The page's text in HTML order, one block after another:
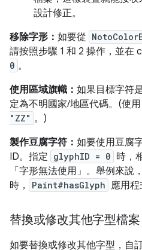
設計修正。
移除字形： 如要從
請按照步驟 1 和 2 操作，並在
0 。
使用區域旗幟： 如果目標字符
定為不明國家/地區代碼。(使用
"ZZ" 。)
製作豆腐字符： 如要使用豆腐
ID。指定 glyphID = 0 時，
「字形無法使用」。舉例來說
時，
Paint#hasGlyph 應用程
替換或修改其他字型檔案
如要替換或修改其他字型，自